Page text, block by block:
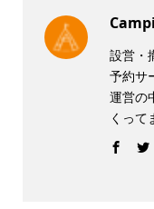
設営・
予約サ
運営の
くって